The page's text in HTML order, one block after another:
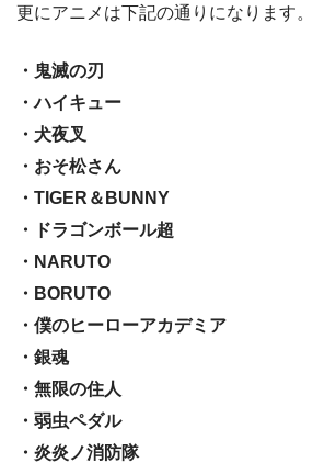
更にアニメは下記の通りになります。
・鬼滅の刃
・ハイキュー
・犬夜叉
・おそ松さん
・TIGER＆BUNNY
・ドラゴンボール超
・NARUTO
・BORUTO
・僕のヒーローアカデミア
・銀魂
・無限の住人
・弱虫ペダル
・炎炎ノ消防隊